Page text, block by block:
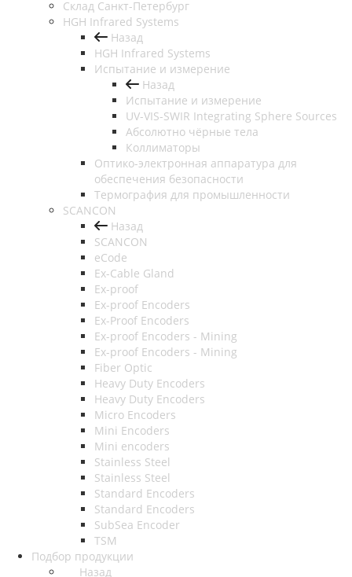
Cклад Санкт-Петербург
HGH Infrared Systems
Назад
HGH Infrared Systems
Испытание и измерение
Назад
Испытание и измерение
UV-VIS-SWIR Integrating Sphere Sources
Абсолютно чёрные тела
Коллиматоры
Оптико-электронная аппаратура для
обеспечения безопасности
Термография для промышленности
SCANCON
Назад
SCANCON
eCode
Ex-Cable Gland
Ex-proof
Ex-proof Encoders
Ex-Proof Encoders
Ex-proof Encoders - Mining
Ex-proof Encoders - Mining
Fiber Optic
Heavy Duty Encoders
Heavy Duty Encoders
Micro Encoders
Mini Encoders
Mini encoders
Stainless Steel
Stainless Steel
Standard Encoders
Standard Encoders
SubSea Encoder
TSM
Подбор продукции
Назад